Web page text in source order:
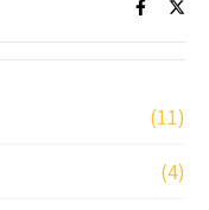
(11)
(4)